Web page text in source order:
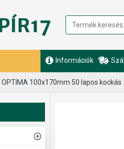
Információk
100x170mm 50 lapos kockás